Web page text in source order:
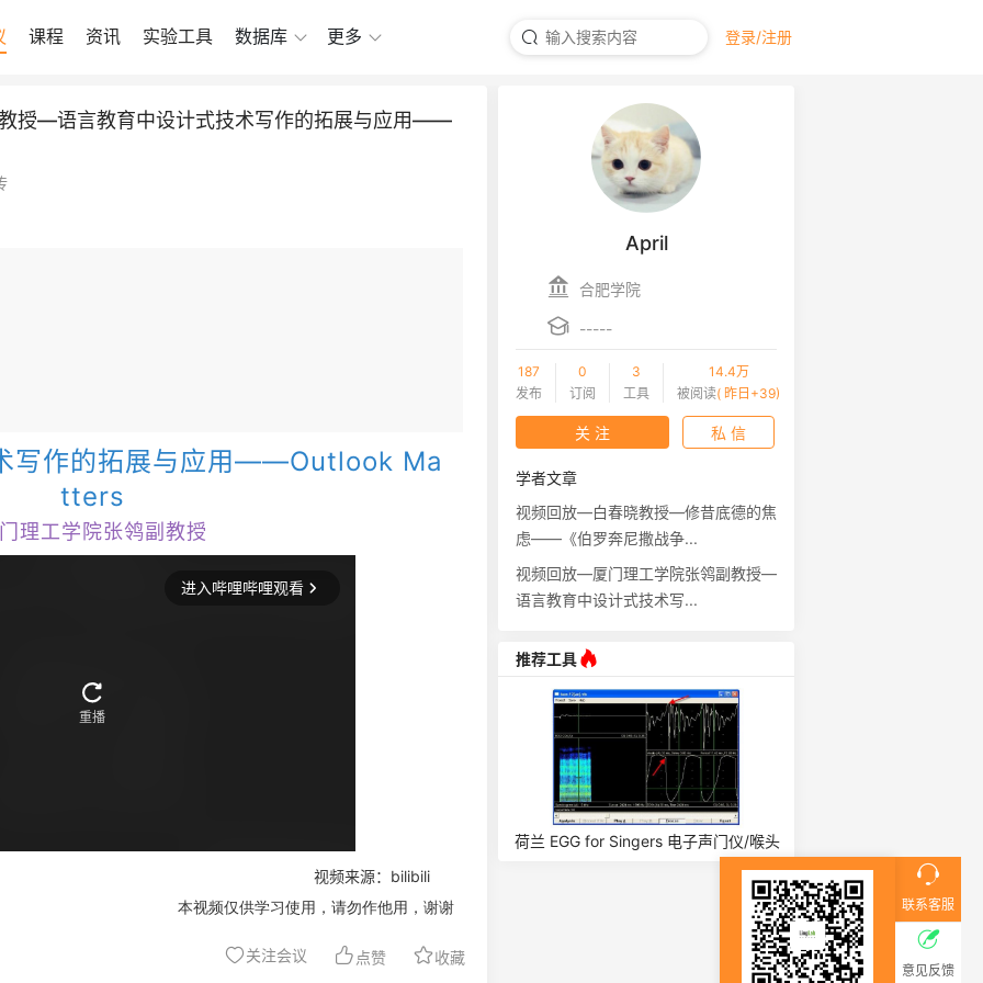
课程 资讯 实验工具 数据库 更多 登录/注册
联系客服
意见反馈
授—语言教育中设计式技术写作的拓展与应用——
写作的拓展与应用——Outlook Ma
tters
理工学院张鸰副教授
视频来源：bilibili
使用，请勿作他用，谢谢
关注会议 点赞 收藏
April
合肥学院
-----
187
发布
0
订阅
3
工具
14.4万
被阅读( 昨日+39)
关 注 私 信
学者文章
视频回放—白春晓教授—修昔底德的焦
虑——《伯罗奔尼撒战争...
视频回放—厦门理工学院张鸰副教授—
语言教育中设计式技术写...
推荐工具
系统 HSV
荷兰 EGG for Singers 电子声门仪/喉头